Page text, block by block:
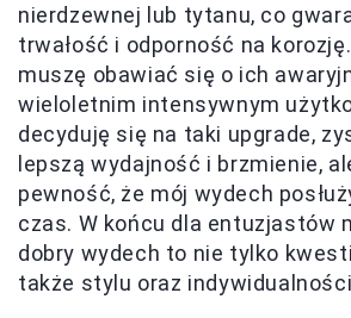
nierdzewnej lub tytanu, co
trwałość i odporność na
muszę obawiać się o ich
wieloletnim intensywnym
decyduję się na taki upgrade,
lepszą wydajność i brzmienie,
pewność, że mój wydech
czas. W końcu dla entuzjastów
dobry wydech to nie tylko
także stylu oraz